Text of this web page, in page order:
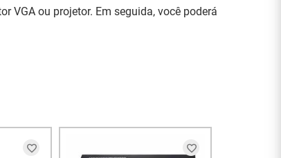
VGA ou projetor. Em seguida, você poderá